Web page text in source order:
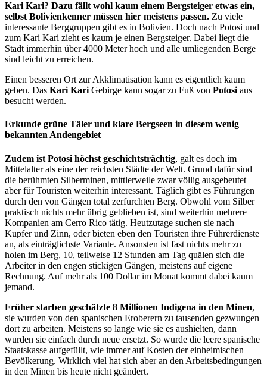
Kari Kari? Dazu fällt wohl kaum einem Bergsteiger etwas ein,
selbst Bolivienkenner müssen hier meistens passen. Zu viele
interessante Berggruppen gibt es in Bolivien. Doch nach Potosi und
zum Kari Kari zieht es kaum je einen Bergsteiger. Dabei liegt die
Stadt immerhin über 4000 Meter hoch und alle umliegenden Berge
sind leicht zu erreichen.
Einen besseren Ort zur Akklimatisation kann es eigentlich kaum
geben. Das Kari Kari Gebirge kann sogar zu Fuß von Potosi aus
besucht werden.
Erkunde grüne Täler und klare Bergseen in diesem wenig
bekannten Andengebiet
Zudem ist Potosi höchst geschichtsträchtig, galt es doch im
Mittelalter als eine der reichsten Städte der Welt. Grund dafür sind
die berühmten Silberminen, mittlerweile zwar völlig ausgebeutet
aber für Touristen weiterhin interessant. Täglich gibt es Führungen
durch den von Gängen total zerfurchten Berg. Obwohl vom Silber
praktisch nichts mehr übrig geblieben ist, sind weiterhin mehrere
Kompanien am Cerro Rico tätig. Heutzutage suchen sie nach
Kupfer und Zinn, oder bieten eben den Touristen ihre Führerdienste
an, als einträglichste Variante. Ansonsten ist fast nichts mehr zu
holen im Berg, 10, teilweise 12 Stunden am Tag quälen sich die
Arbeiter in den engen stickigen Gängen, meistens auf eigene
Rechnung. Auf mehr als 100 Dollar im Monat kommt dabei kaum
jemand.
Früher starben geschätzte 8 Millionen Indigena in den Minen,
sie wurden von den spanischen Eroberern zu tausenden gezwungen
dort zu arbeiten. Meistens so lange wie sie es aushielten, dann
wurden sie einfach durch neue ersetzt. So wurde die leere spanische
Staatskasse aufgefüllt, wie immer auf Kosten der einheimischen
Bevölkerung. Wirklich viel hat sich aber an den Arbeitsbedingungen
in den Minen bis heute nicht geändert.